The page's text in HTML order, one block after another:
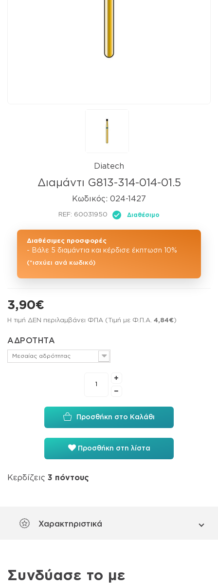
Diatech
Διαμάντι G813-314-014-01.5
Κωδικός: 024-1427
REF: 60031950 Διαθέσιμο
Διαθέσιμες προσφορές
- Βάλε 5 διαμάντια και κέρδισε έκπτωση 10%
(*ισχύει ανά κωδικό)
3,90€
Η τιμή ΔΕΝ περιλαμβάνει ΦΠΑ (Τιμή με Φ.Π.Α. 4,84€)
ΑΔΡΟΤΗΤΑ
Μεσαίας αδρότητας
Προσθήκη στο Καλάθι
Προσθήκη στη λίστα
Κερδίζεις 3 πόντους
Χαρακτηριστικά
Συνδύασε το με